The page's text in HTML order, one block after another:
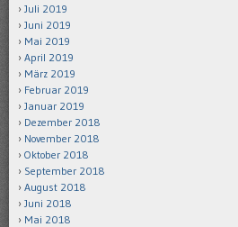
Juli 2019
Juni 2019
Mai 2019
April 2019
März 2019
Februar 2019
Januar 2019
Dezember 2018
November 2018
Oktober 2018
September 2018
August 2018
Juni 2018
Mai 2018